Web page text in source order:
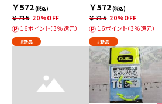
￥572(税込)
￥715 20%OFF
16ポイント（3％還元）
#新品
￥572(税込)
￥715 20%OFF
16ポイント（3％還元）
#新品